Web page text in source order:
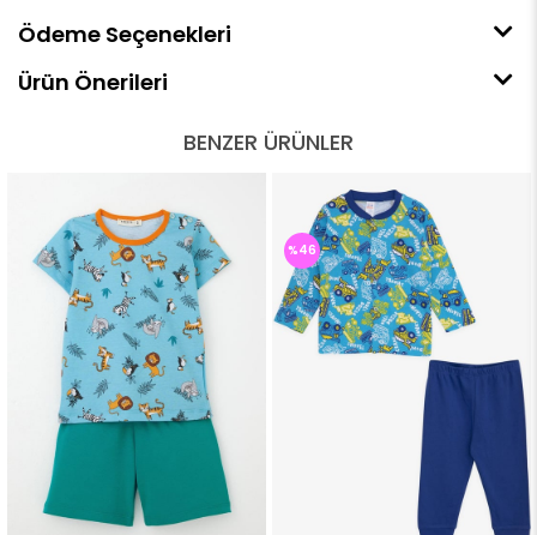
Ödeme Seçenekleri
Ürün Önerileri
BENZER ÜRÜNLER
%46